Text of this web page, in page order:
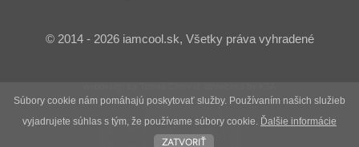
© 2014 - 2026 iamcool.sk, Všetky práva vyhradené
Súbory cookie nám pomáhajú poskytovať služby. Používaním našich služieb
vyjadrujete súhlas s tým, že používame súbory cookie. Ďalšie informácie
zatvoriť